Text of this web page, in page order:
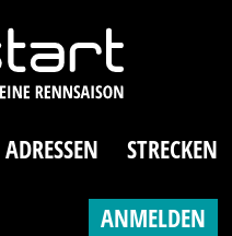
ADRESSEN
STRECKEN
ANMELDEN